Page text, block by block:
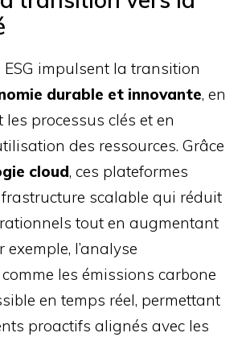
ESG impulsent la transition
durable et innovante, en
processus clés et en
des ressources. Grâce
cloud, ces plateformes
scalable qui réduit
tout en augmentant
exemple, l’analyse
les émissions carbone
en temps réel, permettant
proactifs alignés avec les